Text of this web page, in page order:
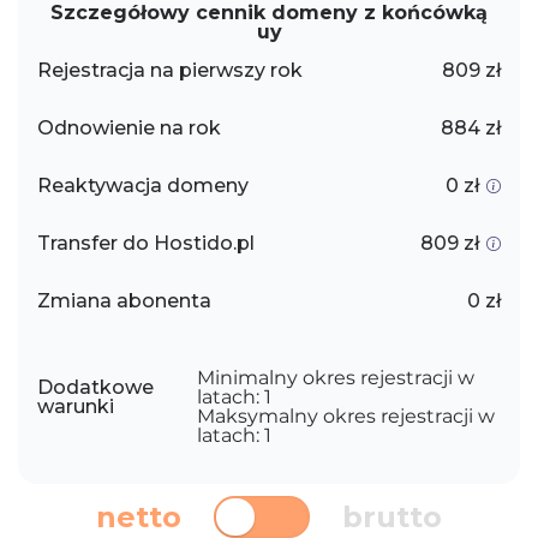
Szczegółowy cennik domeny z końcówką
uy
Rejestracja na pierwszy rok
809 zł
Odnowienie na rok 884 zł
Reaktywacja domeny 0 zł
Transfer do Hostido.pl 809 zł
Zmiana abonenta 0 zł
Dodatkowe
warunki
Minimalny okres rejestracji w
latach: 1
Maksymalny okres rejestracji w
latach: 1
netto brutto